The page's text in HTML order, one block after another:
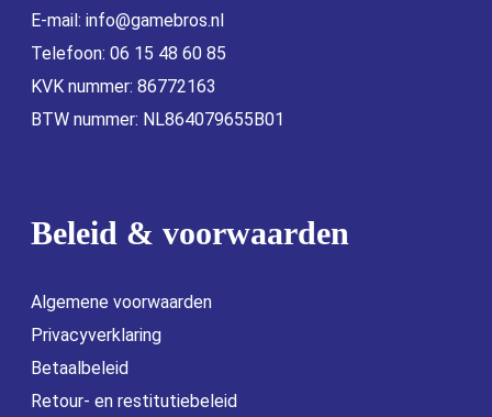
E-mail: info@gamebros.nl
Telefoon: 06 15 48 60 85
KVK nummer: 86772163
BTW nummer: NL864079655B01
Beleid & voorwaarden
Algemene voorwaarden
Privacyverklaring
Betaalbeleid
Retour- en restitutiebeleid